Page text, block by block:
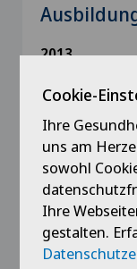
2013
2012
Master of
Universität
FA
Zertifizierung
Geburtshilfe
Cookie-
Ihre
uns am
sowohl
Ihre
gestalten.